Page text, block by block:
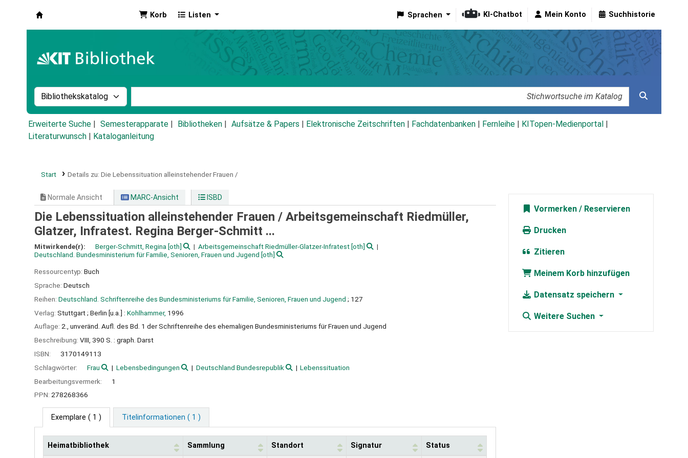
Korb Listen Sprachen KI-Chatbot Mein Konto Suchhistorie
Suche im Katalog nach:
Erweiterte Suche Semesterapparate Bibliotheken Aufsätze & Papers Elektronische Zeitschriften Fachdatenbanken Fernleihe KITopen-Medienportal
Literaturwunsch
Kataloganleitung
Start Details zu: Die Lebenssituation alleinstehender Frauen /
Normale Ansicht MARC-Ansicht ISBD
Die Lebenssituation alleinstehender Frauen / Arbeitsgemeinschaft Riedmüller,
Glatzer, Infratest. Regina Berger-Schmitt ...
Mitwirkende(r): Berger-Schmitt, Regina [oth] Arbeitsgemeinschaft Riedmüller-Glatzer-Infratest[oth]
Deutschland. Bundesministerium für Familie, Senioren, Frauen und Jugend [oth]
Ressourcentyp: Buch
Sprache: Deutsch
Reihen: Deutschland. Schriftenreihe des Bundesministeriums für Familie, Senioren, Frauen und Jugend ; 127
Verlag: Stuttgart ; Berlin [u.a.] : Kohlhammer, 1996
Auflage: 2., unveränd. Aufl. des Bd. 1 der Schriftenreihe des ehemaligen Bundesministeriums für Frauen und Jugend
Beschreibung: VIII, 390 S. : graph. Darst
ISBN:
3170149113
Schlagwörter:
Frau Lebensbedingungen Deutschland Bundesrepublik
Lebenssituation
Bearbeitungsvermerk:
1
PPN: 278268366
Exemplare ( 1 ) Titelinformationen ( 1 )
Heimatbibliothek Sammlung Standort Signatur Status
Vormerken
Drucken
Zitieren
Meinem Korb hinzufügen
Datensatz speichern
Weitere Suchen